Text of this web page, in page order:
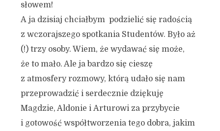
słowem!
A ja dzisiaj chciałbym podzielić się radością
z wczorajszego spotkania Studentów. Było aż
(!) trzy osoby. Wiem, że wydawać się może,
że to mało. Ale ja bardzo się cieszę
z atmosfery rozmowy, którą udało się nam
przeprowadzić i serdecznie dziękuję
Magdzie, Aldonie i Arturowi za przybycie
i gotowość współtworzenia tego dobra, jakim